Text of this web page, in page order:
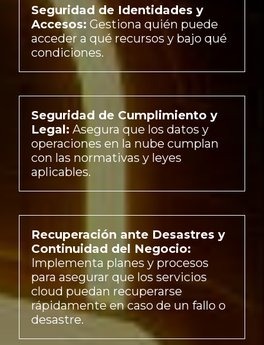
Seguridad de Identidades y
Accesos: Gestiona quién puede
acceder a qué recursos y bajo qué
condiciones.
Seguridad de Cumplimiento y
Legal: Asegura que los datos y
operaciones en la nube cumplan
con las normativas y leyes
aplicables.
Recuperación ante Desastres y
Continuidad del Negocio:
Implementa planes y procesos
para asegurar que los servicios
cloud puedan recuperarse
rápidamente en caso de un fallo o
desastre.